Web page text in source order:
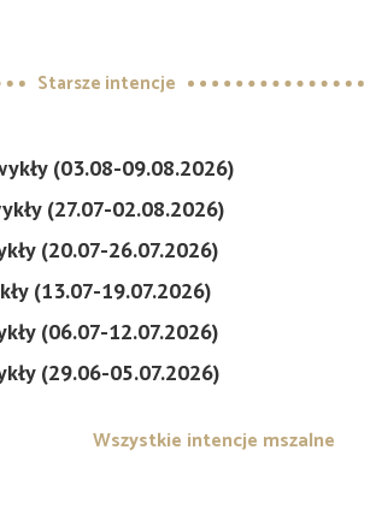
Starsze intencje
(03.08-09.08.2026)
(27.07-02.08.2026)
(20.07-26.07.2026)
(13.07-19.07.2026)
(06.07-12.07.2026)
(29.06-05.07.2026)
Wszystkie intencje mszalne